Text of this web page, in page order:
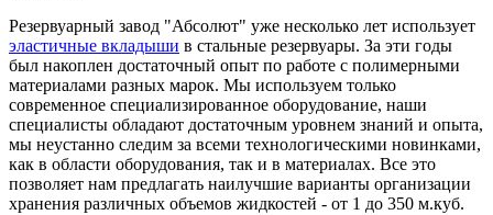
Резервуарный завод "Абсолют" уже несколько лет использует
эластичные вкладыши в стальные резервуары. За эти годы
был накоплен достаточный опыт по работе с полимерными
материалами разных марок. Мы используем только
современное специализированное оборудование, наши
специалисты обладают достаточным уровнем знаний и опыта,
мы неустанно следим за всеми технологическими новинками,
как в области оборудования, так и в материалах. Все это
позволяет нам предлагать наилучшие варианты организации
хранения различных объемов жидкостей - от 1 до 350 м.куб.